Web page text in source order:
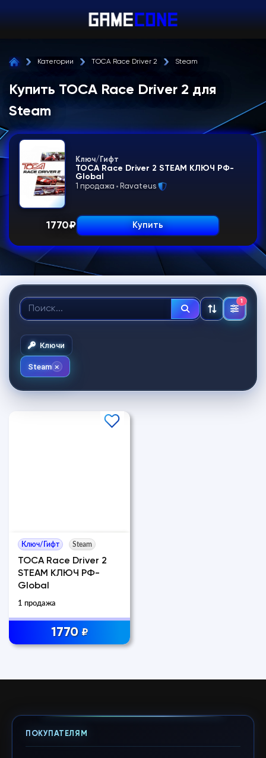
Категории TOCA Race Driver 2 Steam
Купить TOCA Race Driver 2 для
Steam
Ключ/Гифт
TOCA Race Driver 2 STEAM КЛЮЧ РФ-
Global
1 продажа Ravateus
1770₽ Купить
1
Ключи
Steam
Ключ/Гифт Steam
TOCA Race Driver 2
STEAM КЛЮЧ РФ-
Global
1 продажа
1770 ₽
ПОКУПАТЕЛЯМ